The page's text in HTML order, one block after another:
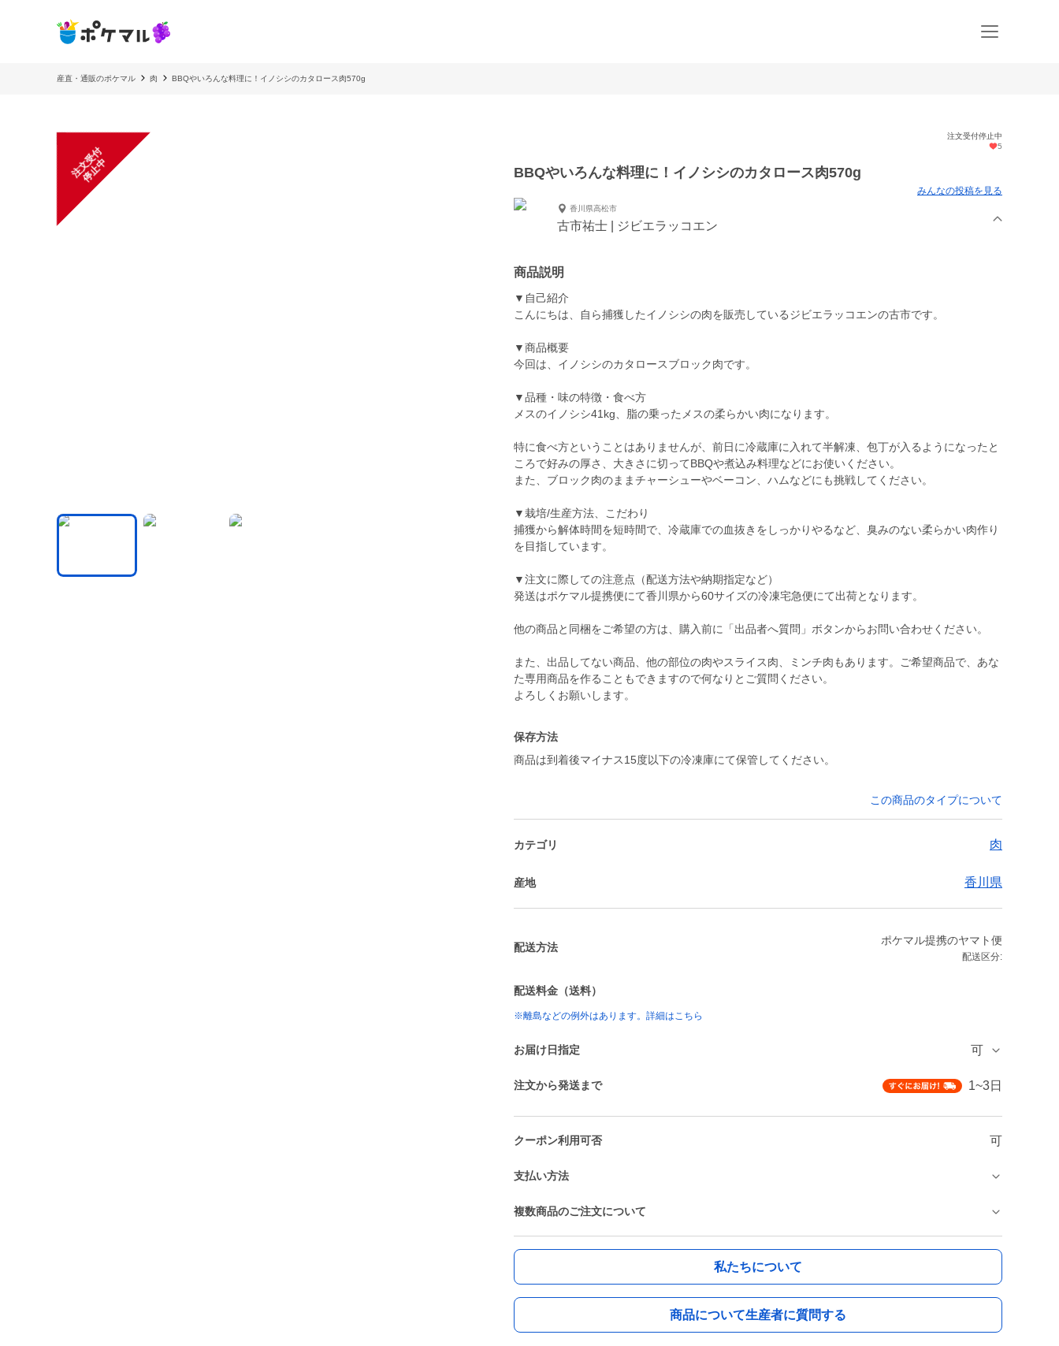
産直・通販のポケマル 肉 BBQやいろんな料理に！イノシシのカタロース肉570g
注
文
受
付
停
止
中
注文受付停止中
5
BBQやいろんな料理に！イノシシのカタロース肉570g
みんなの投稿を見る
香川県高松市
古市祐士 | ジビエラッコエン
商品説明
▼自己紹介
こんにちは、自ら捕獲したイノシシの肉を販売しているジビエラッコエンの古市です。
▼商品概要
今回は、イノシシのカタロースブロック肉です。
▼品種・味の特徴・食べ方
メスのイノシシ41kg、脂の乗ったメスの柔らかい肉になります。
特に食べ方ということはありませんが、前日に冷蔵庫に入れて半解凍、包丁が入るようになったと
ころで好みの厚さ、大きさに切ってBBQや煮込み料理などにお使いください。
また、ブロック肉のままチャーシューやベーコン、ハムなどにも挑戦してください。
▼栽培/生産方法、こだわり
捕獲から解体時間を短時間で、冷蔵庫での血抜きをしっかりやるなど、臭みのない柔らかい肉作り
を目指しています。
▼注文に際しての注意点（配送方法や納期指定など）
発送はポケマル提携便にて香川県から60サイズの冷凍宅急便にて出荷となります。
他の商品と同梱をご希望の方は、購入前に「出品者へ質問」ボタンからお問い合わせください。
また、出品してない商品、他の部位の肉やスライス肉、ミンチ肉もあります。ご希望商品で、あな
た専用商品を作ることもできますので何なりとご質問ください。
よろしくお願いします。
保存方法
商品は到着後マイナス15度以下の冷凍庫にて保管してください。
この商品のタイプについて
カテゴリ 肉
産地 香川県
配送方法
ポケマル提携のヤマト便
配送区分:
配送料金（送料）
※離島などの例外はあります。詳細はこちら
お届け日指定 可
注文から発送まで 1~3日
クーポン利用可否 可
支払い方法
複数商品のご注文について
私たちについて
商品について生産者に質問する